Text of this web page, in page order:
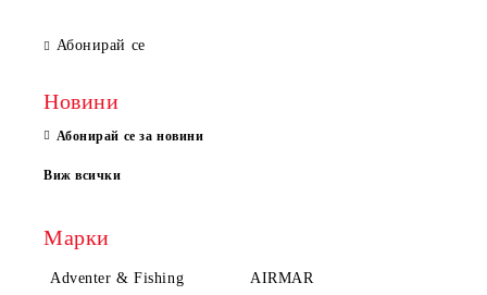
Абонирай се
Новини
Абонирай се за новини
Виж всички
Марки
Adventer & Fishing AIRMAR